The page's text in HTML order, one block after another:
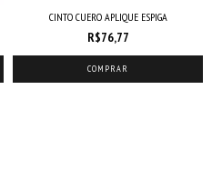
CINTO CUERO APLIQUE ESPIGA
R$76,77
COMPRAR